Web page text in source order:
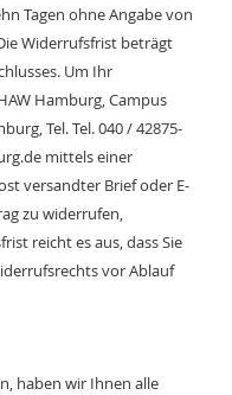
Tagen ohne Angabe von
Widerrufsfrist beträgt
Um Ihr
Hamburg, Campus
Tel. Tel. 040 / 42875-
mittels einer
versandter Brief oder E-
zu widerrufen,
reicht es aus, dass Sie
vor Ablauf
haben wir Ihnen alle